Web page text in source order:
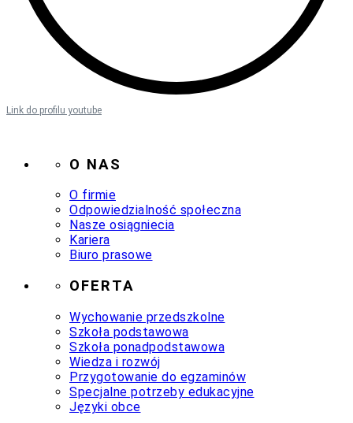
Link do profilu youtube
O NAS
O firmie
Odpowiedzialność społeczna
Nasze osiągniecia
Kariera
Biuro prasowe
OFERTA
Wychowanie przedszkolne
Szkoła podstawowa
Szkoła ponadpodstawowa
Wiedza i rozwój
Przygotowanie do egzaminów
Specjalne potrzeby edukacyjne
Języki obce